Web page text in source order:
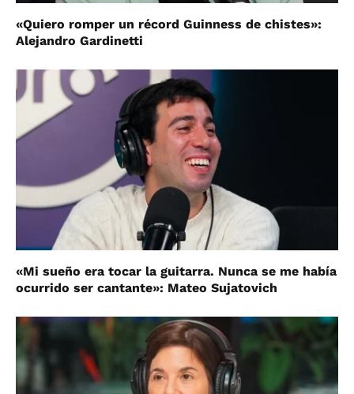
«Quiero romper un récord Guinness de chistes»:
Alejandro Gardinetti
«Mi sueño era tocar la guitarra. Nunca se me había
ocurrido ser cantante»: Mateo Sujatovich